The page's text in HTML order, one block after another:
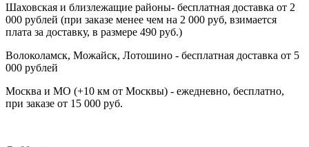
Шаховская и близлежащие районы- бесплатная доставка от 2
000 рублей (при заказе менее чем на 2 000 руб, взимается
плата за доставку, в размере 490 руб.)
Волоколамск, Можайск, Лотошино - бесплатная доставка от 5
000 рублей
Москва и МО (+10 км от Москвы) - ежедневно, бесплатно,
при заказе от 15 000 руб.